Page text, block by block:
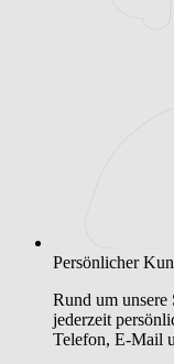
Persönlicher
Rund um unsere
jederzeit
Telefon, E-Mail